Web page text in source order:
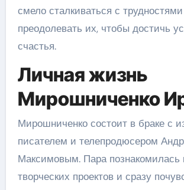
смело сталкиваться с
преодолевать их, чтобы достичь
счастья.
Личная жизнь
Мирошниченко
Мирошниченко состоит в браке с
писателем и телепродюсером
Максимовым. Пара познакомилась
творческих проектов и сразу